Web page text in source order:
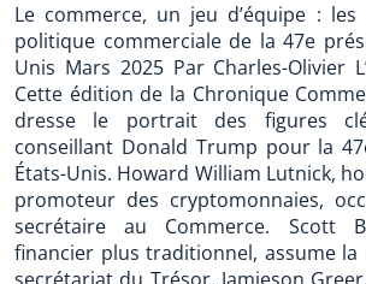
Le commerce, un jeu d’équipe :
politique commerciale de la 47e
Unis Mars 2025 Par Charles-Olivier
Cette édition de la Chronique
dresse le portrait des figures
conseillant Donald Trump pour la
États-Unis. Howard William Lutnick,
promoteur des cryptomonnaies,
secrétaire au Commerce. Scott
financier plus traditionnel, assume la